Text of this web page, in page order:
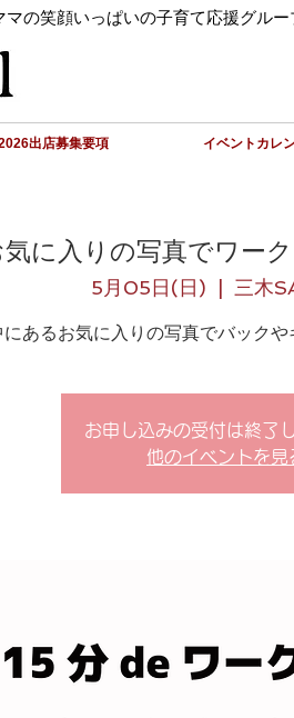
笑顔いっぱいの子育て応援グルー
出店募集要項 イベントカレ
気に入りの写真でワー
5月05日(日) 三木
あるお気に入りの写真でバック
お申し込みの受付は終了
他のイベントを見